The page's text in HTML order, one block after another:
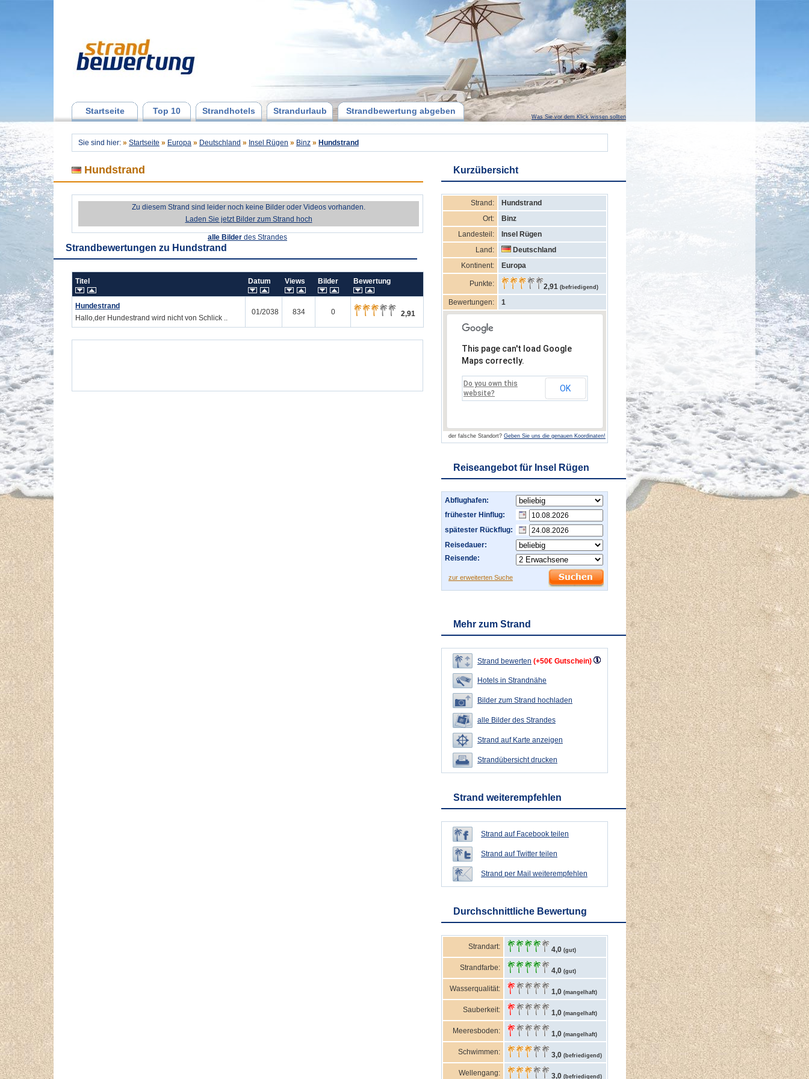
Startseite Top 10 Strandhotels Strandurlaub Strandbewertung abgeben
Was Sie vor dem Klick wissen sollten
Sie sind hier: » Startseite » Europa » Deutschland » Insel Rügen » Binz » Hundstrand
Hundstrand
Zu diesem Strand sind leider noch keine Bilder oder Videos vorhanden.
Laden Sie jetzt Bilder zum Strand hoch
alle Bilder des Strandes
Strandbewertungen zu Hundstrand
Titel Datum Views Bilder Bewertung
Hundestrand
Hallo,der Hundestrand wird nicht von Schlick ..
01/2038 834 0 2,91
Kurzübersicht
Strand:
Hundstrand
Ort:
Binz
Landesteil:
Insel Rügen
Land:
Deutschland
Kontinent:
Europa
Punkte: 2,91 (befriedigend)
Bewertungen: 1
This page can't load Google
Maps correctly.
Do you own this
website?
OK
der falsche Standort? Geben Sie uns die genauen Koordinaten!
Reiseangebot für Insel Rügen
Abflughafen:
frühester Hinflug:
spätester Rückflug:
Reisedauer:
Reisende:
zur erweiterten Suche
Mehr zum Strand
Strand bewerten (+50€ Gutschein)
Hotels in Strandnähe
Bilder zum Strand hochladen
alle Bilder des Strandes
Strand auf Karte anzeigen
Strandübersicht drucken
Strand weiterempfehlen
Strand auf Facebook teilen
Strand auf Twitter teilen
Strand per Mail weiterempfehlen
Durchschnittliche Bewertung
Strandart: 4,0 (gut)
Strandfarbe: 4,0 (gut)
Wasserqualität: 1,0 (mangelhaft)
Sauberkeit: 1,0 (mangelhaft)
Meeresboden: 1,0 (mangelhaft)
Schwimmen: 3,0 (befriedigend)
Wellengang: 3,0 (befriedigend)